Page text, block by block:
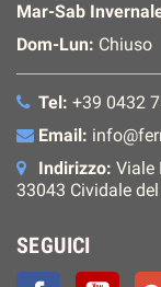
Mar-Sab
Dom-Lun: Chiuso
Tel: +39 0432
Email:
Indirizzo: Viale
33043 Cividale
SEGUICI
Facebook